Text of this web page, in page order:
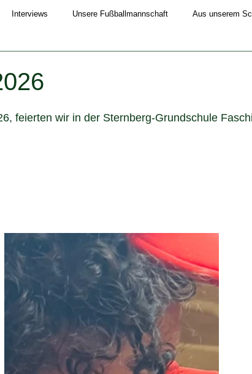
Interviews Unsere Fußballmannschaft Aus unserem
Schuljahr 2025/26
feierten wir in der Sternberg-Grundschule